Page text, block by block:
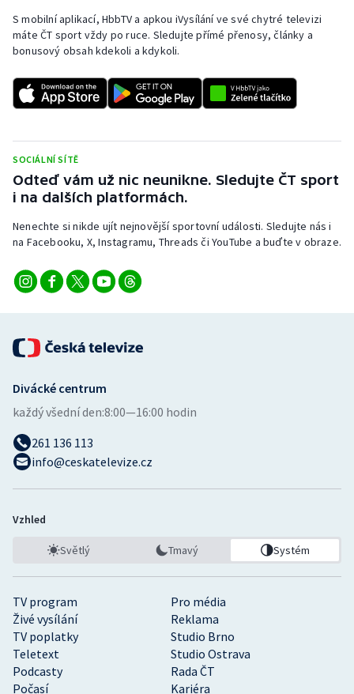
S mobilní aplikací, HbbTV a apkou iVysílání ve své chytré televizi
máte ČT sport vždy po ruce. Sledujte přímé přenosy, články a
bonusový obsah kdekoli a kdykoli.
SOCIÁLNÍ SÍTĚ
Odteď vám už nic neunikne. Sledujte ČT sport
i na dalších platformách.
Nenechte si nikde ujít nejnovější sportovní události. Sledujte nás i
na Facebooku, X, Instagramu, Threads či YouTube a buďte v obraze.
TV program
Pro média
Živé vysílání
Reklama
TV poplatky
Studio Brno
Teletext
Studio Ostrava
Podcasty
Rada ČT
Počasí
Kariéra
Divácké centrum
každý všední den:8:00—16:00 hodin
261 136 113
info@ceskatelevize.cz
Vzhled
Světlý Tmavý Systém